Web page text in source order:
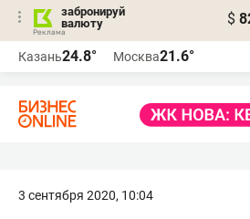
забронируй
валюту
$
Казань24.8° Москва21.6°
3 сентября 2020, 10:04